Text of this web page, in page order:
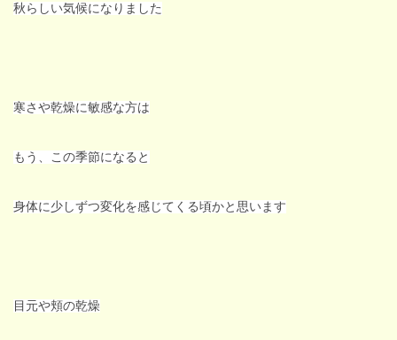
秋らしい気候になりました
寒さや乾燥に敏感な方は
もう、この季節になると
身体に少しずつ変化を感じてくる頃かと思います
目元や頬の乾燥